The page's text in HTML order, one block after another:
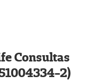
Consultas
2)